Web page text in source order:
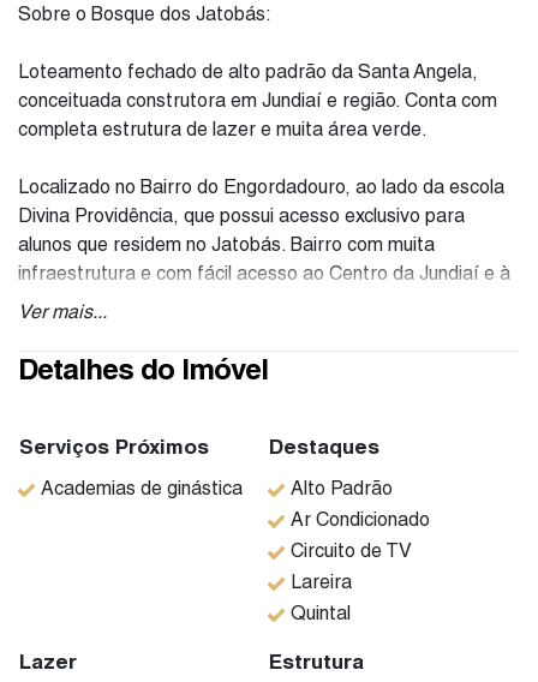
Sobre o Bosque dos Jatobás:
Loteamento fechado de alto padrão da Santa Angela,
conceituada construtora em Jundiaí e região. Conta com
completa estrutura de lazer e muita área verde.
Localizado no Bairro do Engordadouro, ao lado da escola
Divina Providência, que possui acesso exclusivo para
alunos que residem no Jatobás. Bairro com muita
infraestrutura e com fácil acesso ao Centro da Jundiaí e à
rodovia Anhanguera.
244m2 de construção, localizada em área reservada,
Fino acabamento nos ambientes. No térreo, os ambientes
para toda a família. Sua requintada sala de estar possui
uma bela lareira para aquecer os dias frios e também ar-
condicionado para refrescar os ambientes em dias mais
de home office.
Ver mais...
Detalhes do Imóvel
Serviços Próximos
Academias de ginástica
Destaques
Alto Padrão
Ar Condicionado
Circuito de TV
Lareira
Quintal
Lazer Estrutura